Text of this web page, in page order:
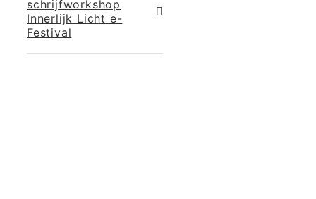
schrijfworkshop
Innerlijk Licht e-
Festival